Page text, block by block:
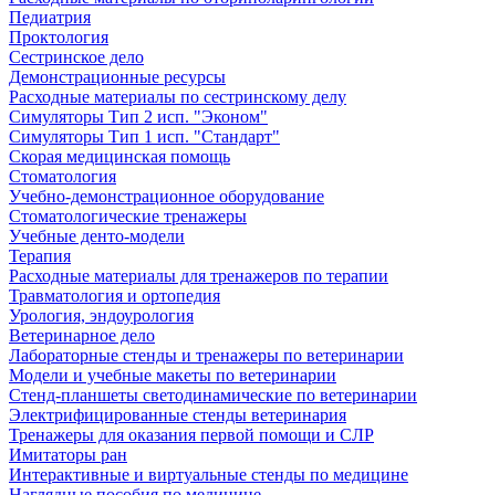
Педиатрия
Проктология
Сестринское дело
Демонстрационные ресурсы
Расходные материалы по сестринскому делу
Симуляторы Тип 2 исп. "Эконом"
Симуляторы Тип 1 исп. "Стандарт"
Скорая медицинская помощь
Стоматология
Учебно-демонстрационное оборудование
Стоматологические тренажеры
Учебные денто-модели
Терапия
Расходные материалы для тренажеров по терапии
Травматология и ортопедия
Урология, эндоурология
Ветеринарное дело
Лабораторные стенды и тренажеры по ветеринарии
Модели и учебные макеты по ветеринарии
Стенд-планшеты светодинамические по ветеринарии
Электрифицированные стенды ветеринария
Тренажеры для оказания первой помощи и СЛР
Имитаторы ран
Интерактивные и виртуальные стенды по медицине